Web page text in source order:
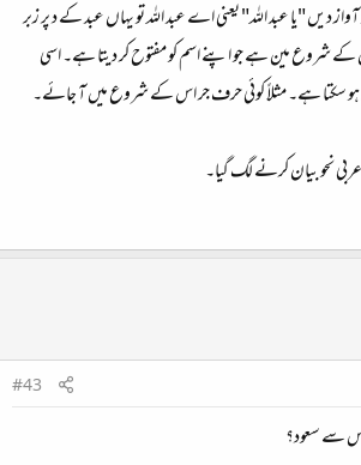
دیں "یا عبد اللہ" یعنی اے عبد اللہ تو یہاں عبد کے د پر زبر
کے شروع مین ہے جو اپنے اسم کو مفتوح کر دیتا ہے۔ اسی
ہو سکتا ہے۔ مثلاً کوئی حرف جر اس کے شروع میں آ جائے۔
عربی نحو بیان کرنے لگ گیا۔
#43
سے سعود؟